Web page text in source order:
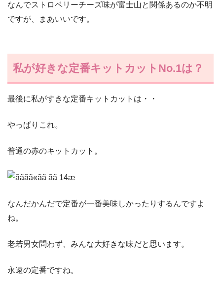
なんでストロベリーチーズ味が富士山と関係あるのか不明
ですが、まあいいです。
私が好きな定番キットカットNo.1は？
最後に私がすきな定番キットカットは・・
やっぱりこれ。
普通の赤のキットカット。
なんだかんだで定番が一番美味しかったりするんですよ
ね。
老若男女問わず、みんな大好きな味だと思います。
永遠の定番ですね。